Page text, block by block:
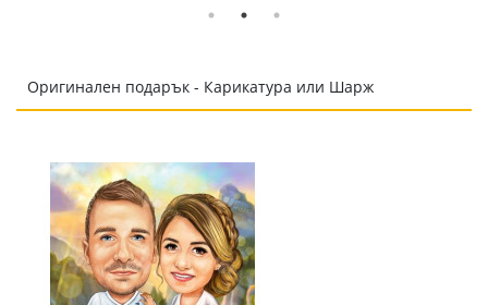
Оригинален подарък - Карикатура или Шарж